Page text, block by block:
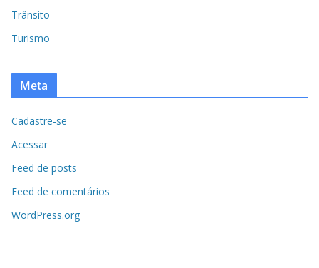
Trânsito
Turismo
Meta
Cadastre-se
Acessar
Feed de posts
Feed de comentários
WordPress.org